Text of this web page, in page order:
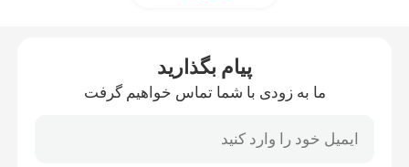
پیام بگذارید
ما به زودی با شما تماس خواهیم گرفت